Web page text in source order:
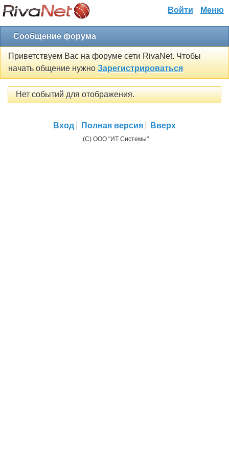
Войти Меню
Сообщение форума
Приветствуем Вас на форуме сети RivaNet. Чтобы
начать общение нужно Зарегистрироваться
Нет событий для отображения.
Вход Полная версия Вверх
(C) ООО "ИТ Системы"